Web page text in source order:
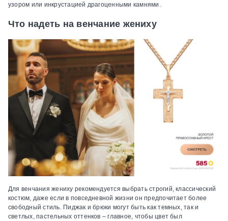
узором или инкрустацией драгоценными камнями.
Что надеть на венчание жениху
Для венчания жениху рекомендуется выбрать строгий, классический
костюм, даже если в повседневной жизни он предпочитает более
свободный стиль. Пиджак и брюки могут быть как темных, так и
светлых, пастельных оттенков – главное, чтобы цвет был